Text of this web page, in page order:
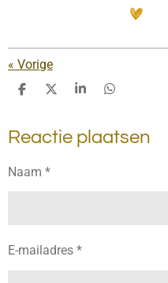
« Vorige
D
e
D
l
S
r
e
D
e
Reactie plaatsen
Naam *
E-mailadres *